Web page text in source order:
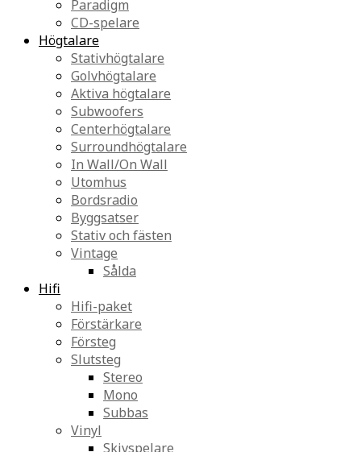
Paradigm
CD-spelare
Högtalare
Stativhögtalare
Golvhögtalare
Aktiva högtalare
Subwoofers
Centerhögtalare
Surroundhögtalare
In Wall/On Wall
Utomhus
Bordsradio
Byggsatser
Stativ och fästen
Vintage
Sålda
Hifi
Hifi-paket
Förstärkare
Försteg
Slutsteg
Stereo
Mono
Subbas
Vinyl
Skivspelare